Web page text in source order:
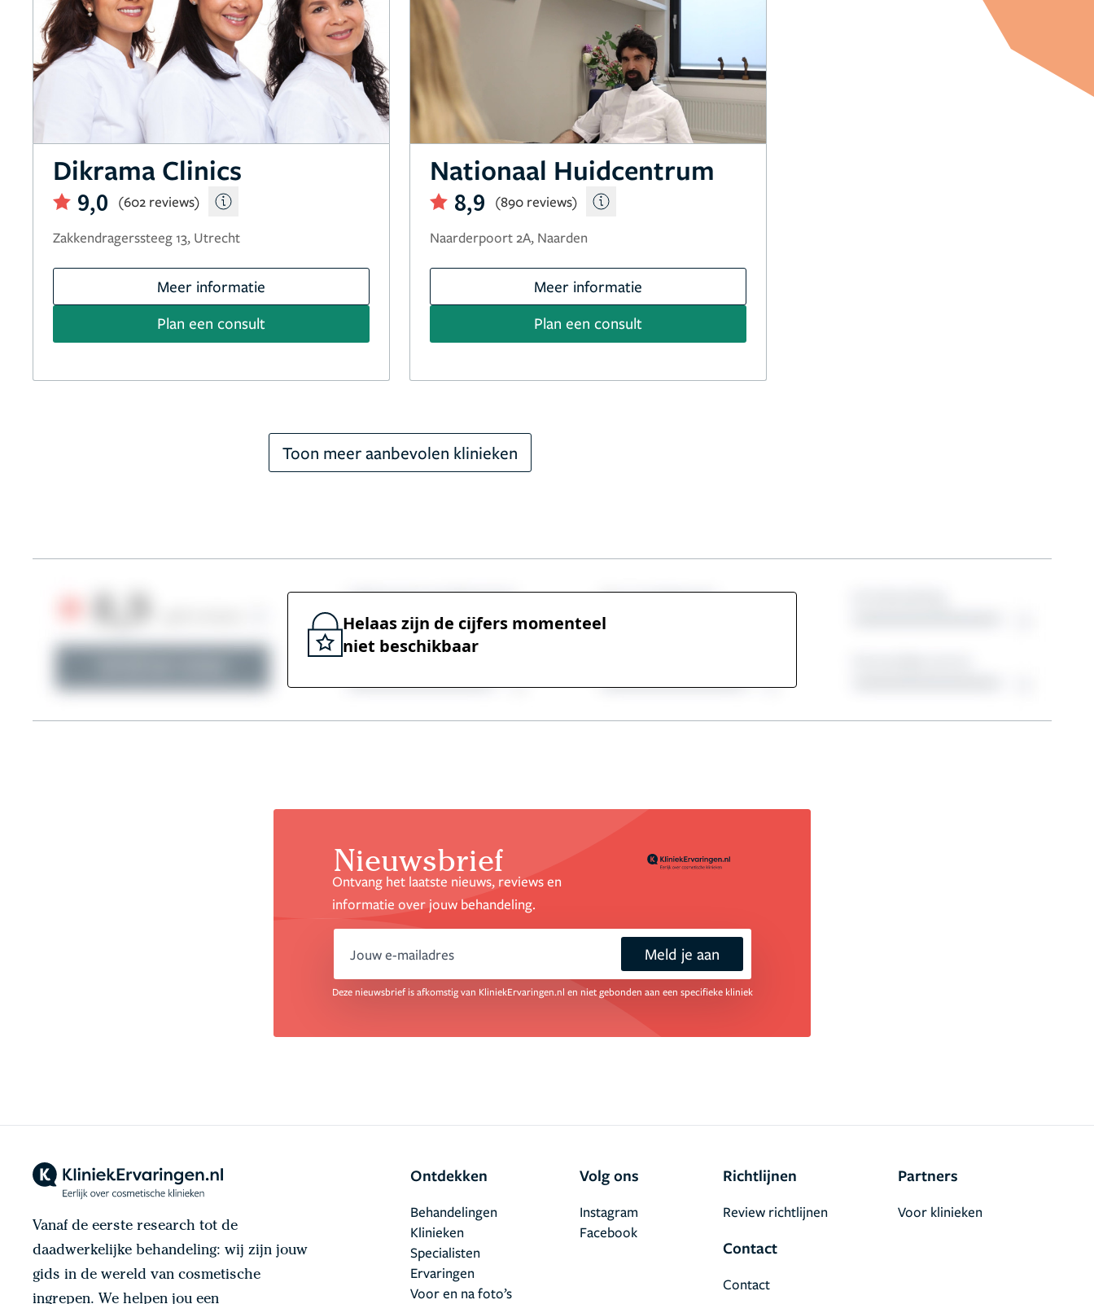
Dikrama Clinics
9,0
(602 reviews)
Zakkendragerssteeg 13, Utrecht
Meer informatie
Plan een consult
Nationaal Huidcentrum
8,9
(890 reviews)
Naarderpoort 2A, Naarden
Meer informatie
Plan een consult
Toon meer aanbevolen klinieken
Helaas zijn de cijfers momenteel
niet beschikbaar
Nieuwsbrief
Ontvang het laatste nieuws, reviews en
informatie over jouw behandeling.
email Meld je aan
Deze nieuwsbrief is afkomstig van KliniekErvaringen.nl en niet gebonden aan een specifieke kliniek
Vanaf de eerste research tot de
daadwerkelijke behandeling: wij zijn jouw
gids in de wereld van cosmetische
ingrepen. We helpen jou een
Ontdekken
Behandelingen
Klinieken
Specialisten
Ervaringen
Voor en na foto’s
Volg ons
Facebook
Instagram
Richtlijnen
Review richtlijnen
Contact
Contact
Partners
Voor klinieken